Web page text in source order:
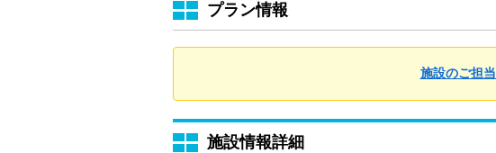
プラン情報
施設のご担
施設情報詳細